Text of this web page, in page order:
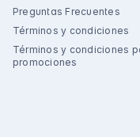
Preguntas Frecuentes
Términos y condiciones
Términos y condiciones
promociones